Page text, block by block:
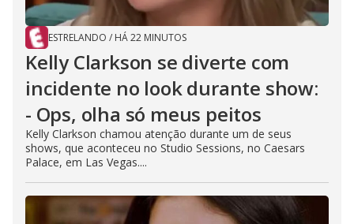
ESTRELANDO / HÁ 22 MINUTOS
Kelly Clarkson se diverte com
incidente no look durante show:
- Ops, olha só meus peitos
Kelly Clarkson chamou atenção durante um de seus
shows, que aconteceu no Studio Sessions, no Caesars
Palace, em Las Vegas....